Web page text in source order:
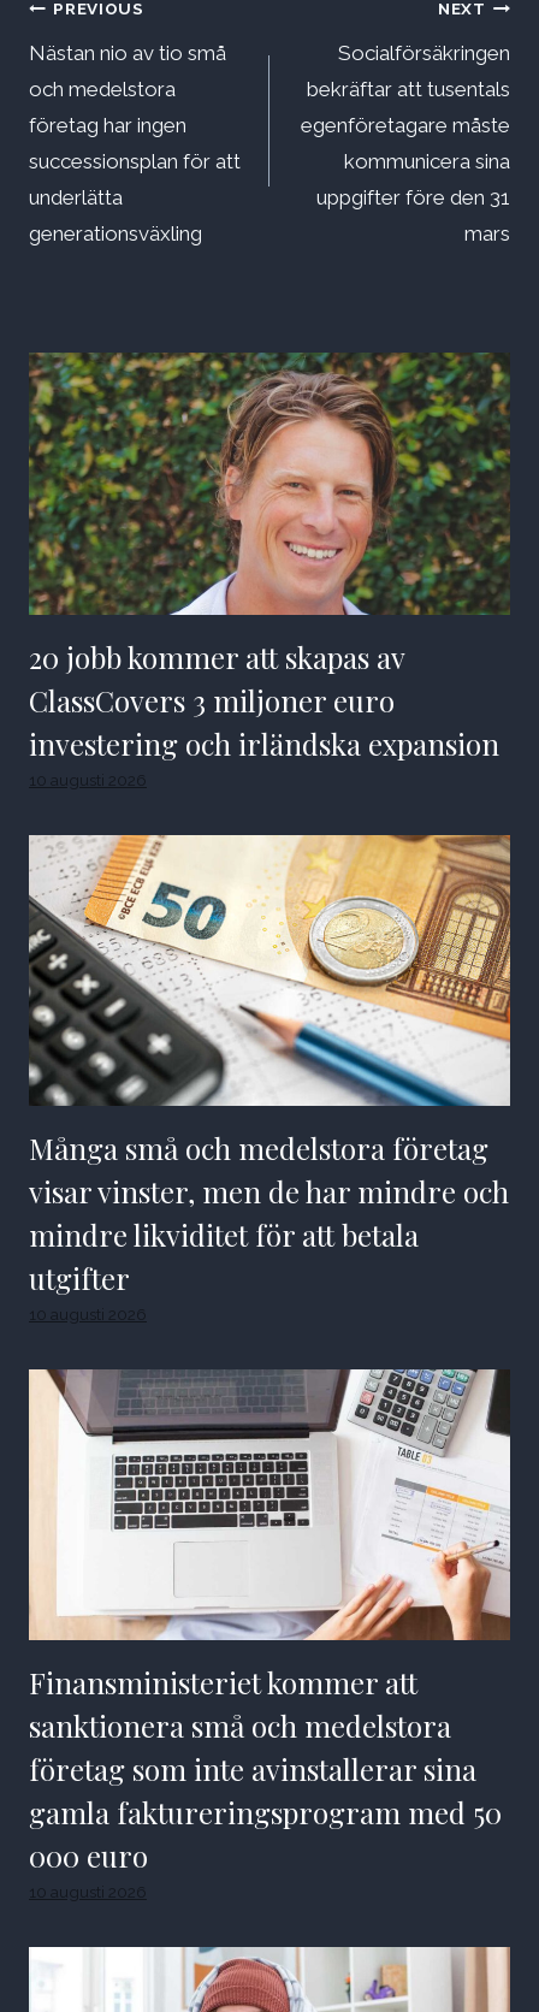
PREVIOUS
Nästan nio av tio små
och medelstora
företag har ingen
successionsplan för att
underlätta
generationsväxling
NEXT
Socialförsäkringen
bekräftar att tusentals
egenföretagare måste
kommunicera sina
uppgifter före den 31
mars
20 jobb kommer att skapas av
ClassCovers 3 miljoner euro
investering och irländska expansion
10 augusti 2026
Många små och medelstora företag
visar vinster, men de har mindre och
mindre likviditet för att betala
utgifter
10 augusti 2026
Finansministeriet kommer att
sanktionera små och medelstora
företag som inte avinstallerar sina
gamla faktureringsprogram med 50
000 euro
10 augusti 2026